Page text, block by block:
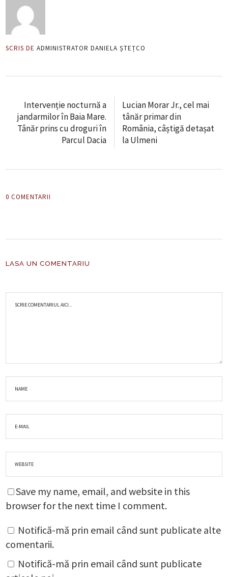
SCRIS DE ADMINISTRATOR DANIELA ȘTEȚCO
Intervenție nocturnă a
jandarmilor în Baia Mare.
Tânăr prins cu droguri în
Parcul Dacia
Lucian Morar Jr., cel mai
tânăr primar din
România, câștigă detașat
la Ulmeni
0 COMENTARII
LASA UN COMENTARIU
Save my name, email, and website in this
browser for the next time I comment.
Notifică-mă prin email când sunt publicate alte
comentarii.
Notifică-mă prin email când sunt publicate